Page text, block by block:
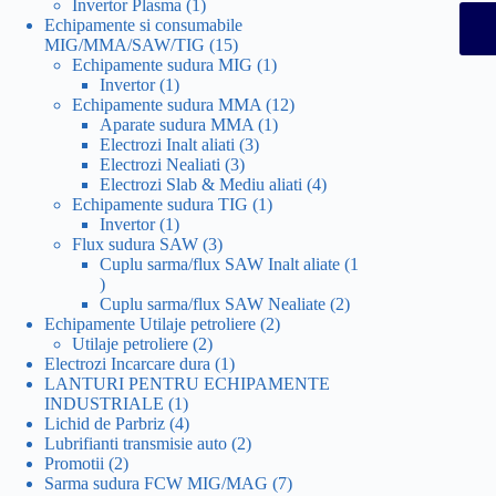
Invertor Plasma 11
produs
Echipamente si consumabile
MIG/MMA/SAW/TIG
1515
produse
Echipamente sudura MIG 11
Invertor 11
produs
Echipamente sudura MMA 1212
Aparate sudura MMA 11
Electrozi Inalt aliati 33
Electrozi Nealiati 33
produse
Electrozi Slab & Mediu aliati 44
Echipamente sudura TIG 11
Invertor 11
produs
Flux sudura SAW 33
produse
Cuplu sarma/flux SAW Inalt aliate 1
1
produs
Cuplu sarma/flux SAW Nealiate 22
Echipamente Utilaje petroliere 22
Utilaje petroliere 22
produse
Electrozi Incarcare dura 11
produs
LANTURI PENTRU ECHIPAMENTE
INDUSTRIALE
11
produs
Lichid de Parbriz 44
produse
Lubrifianti transmisie auto 22
Promotii 22
produse
Sarma sudura FCW MIG/MAG 77